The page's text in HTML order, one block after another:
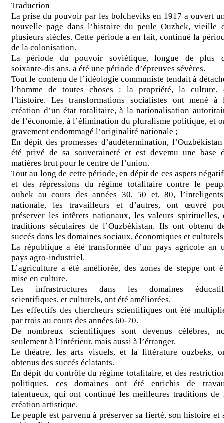
Traduction
La prise du pouvoir par les bolcheviks en 1917 a ouvert
nouvelle page dans l’histoire du peule Ouzbek, vieille
plusieurs siècles. Cette période a en fait, continué la
de la colonisation.
La période du pouvoir soviétique, longue de plus
soixante-dis ans, a été une période d’épreuves sévères.
Tout le contenu de l’idéologie communiste tendait à
l’homme de toutes choses : la propriété, la culture,
l’histoire. Les transformations socialistes ont mené à
création d’un état totalitaire, à la nationalisation
de l’économie, à l’élimination du pluralisme politique, et
gravement endommagé l’originalité nationale ;
En dépit des promesses d’audétermination,
été privé de sa souveraineté et est devemu une base
matières brut pour le centre de l’union.
Tout au long de cette période, en dépit de ces aspets
et des répressions du régime totalitaire contre le
oubek au cours des années 30, 50 et, 80,
nationale, les travailleurs et d’autres, ont œuvré
préserver les intêrets nationaux, les valeurs spirituelles,
traditions séculaires de l’Ouzbékistan. Ils ont obtenu
succés dans les domaines sociaux, économiques et
La république a été transformée d’un pays agricole an
pays agro-industriel.
L’agriculture a été améliorée, des zones de steppe ont
mise en culture.
Les infrastructures dans les domaines
scientifiques, et culturels, ont été améliorées.
Les effectifs des chercheurs scientifiques ont été
par trois au cours des années 60-70.
De nombreux scientifiques sont devenus célébres,
seulement à l’intérieur, mais aussi à l’étranger.
Le théatre, les arts visuels, et la littérature ouzbeks,
obtenus des succés éclatants.
En dépit du contrôle du régime totalitaire, et des
politiques, ces domaines ont été enrichis de
talentueux, qui ont continué les meilleures traditions de
création artistique.
Le peuple est parvenu à préserver sa fierté, son histoire et